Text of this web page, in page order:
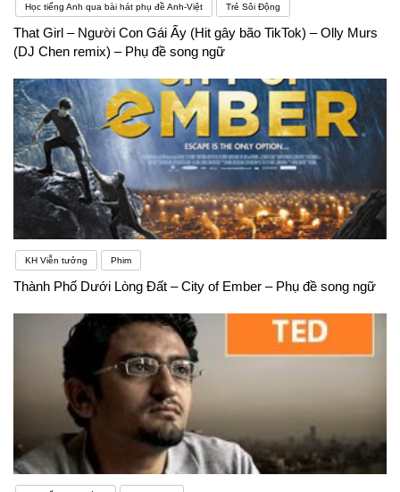
Học tiếng Anh qua bài hát phụ đề Anh-Việt Trẻ Sôi Động
That Girl – Người Con Gái Ấy (Hit gây bão TikTok) – Olly Murs
(DJ Chen remix) – Phụ đề song ngữ
KH Viễn tưởng Phim
Thành Phố Dưới Lòng Đất – City of Ember – Phụ đề song ngữ